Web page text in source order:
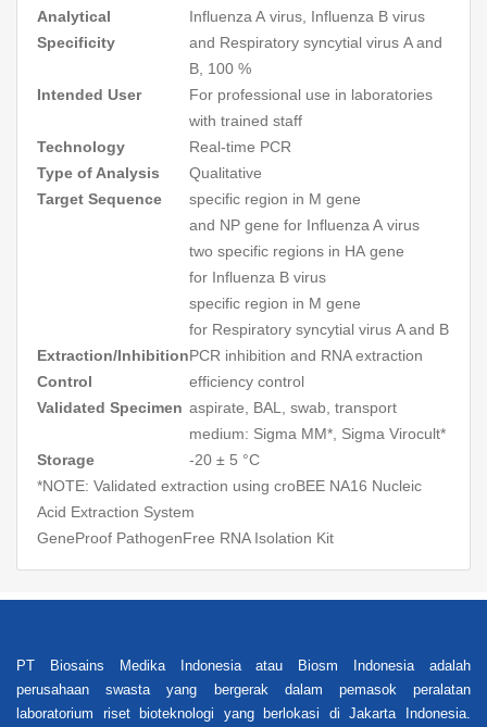
Analytical
Specificity
Influenza A virus, Influenza B virus
and Respiratory syncytial virusA and
B, 100 %
Intended User
For professional use in laboratories
with trained staff
Technology
Real-time PCR
Type of Analysis
Qualitative
Target Sequence
specific region in M gene
and NPgene for Influenza Avirus
two specific regions in HAgene
for Influenza Bvirus
specific region in M gene
for Respiratory syncytial virusA and B
Extraction/Inhibition
Control
PCR inhibition and RNA extraction
efficiency control
Validated Specimen aspirate, BAL, swab, transport
medium: Sigma MM*, Sigma Virocult*
Storage
-20 ± 5 °C
*NOTE: Validated extraction using croBEE NA16 Nucleic
Acid Extraction System
GeneProof PathogenFree RNA Isolation Kit
PT Biosains Medika Indonesia atau Biosm Indonesia adalah
perusahaan swasta yang bergerak dalam pemasok peralatan
laboratorium riset bioteknologi yang berlokasi di Jakarta Indonesia.